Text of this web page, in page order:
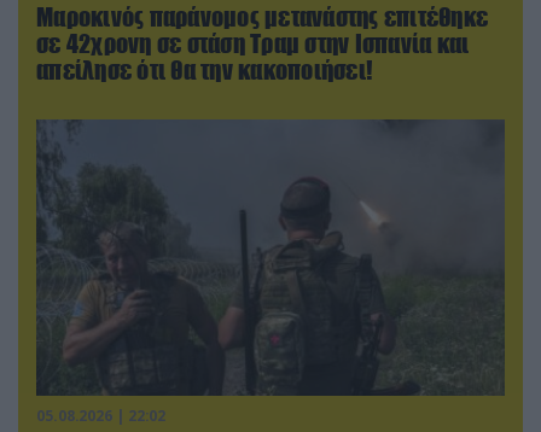
Μαροκινός παράνομος μετανάστης επιτέθηκε
σε 42χρονη σε στάση Τραμ στην Ισπανία και
απείλησε ότι θα την κακοποιήσει!
05.08.2026 | 22:02